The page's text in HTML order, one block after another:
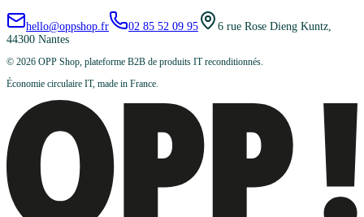
hello@oppshop.fr 02 85 52 09 95
6 rue Rose Dieng Kuntz,
44300 Nantes
© 2026 OPP Shop, plateforme B2B de produits IT reconditionnés.
Économie circulaire IT, made in France.